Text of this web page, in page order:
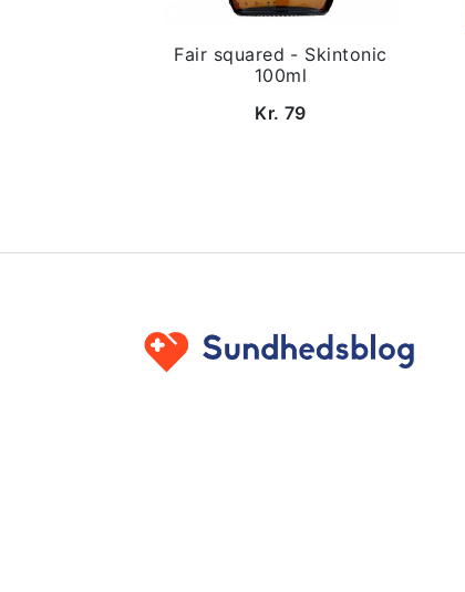
Fair squared - Skintonic
100ml
Kr. 79